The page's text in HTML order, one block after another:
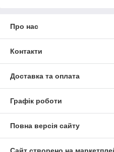
Про нас
Контакти
Доставка та оплата
Графік роботи
Повна версія сайту